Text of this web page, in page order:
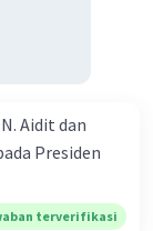
Aidit dan
Presiden
terverifikasi